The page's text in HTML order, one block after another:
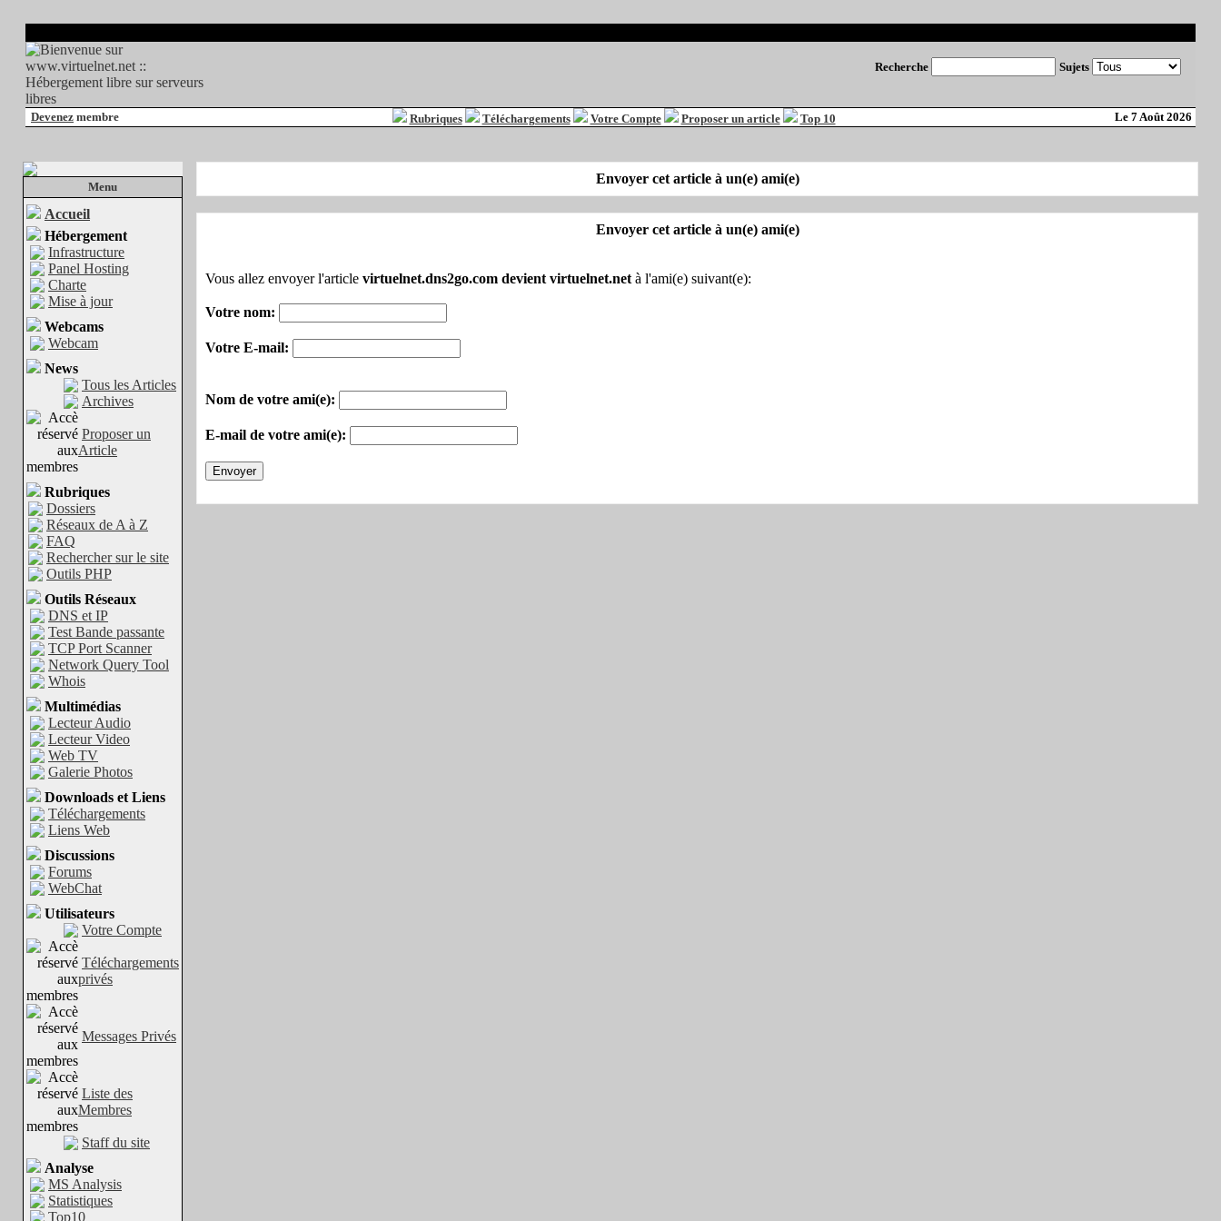
Recherche Sujets
Devenez membre Rubriques Téléchargements Votre Compte Proposer un article Top 10 Le 7 Août 2026
Menu
Accueil
Hébergement
Infrastructure
Panel Hosting
Charte
Mise à jour
Webcams
Webcam
News
Tous les Articles
Archives
Proposer un
Article
Rubriques
Dossiers
Réseaux de A à Z
FAQ
Rechercher sur le site
Outils PHP
Outils Réseaux
DNS et IP
Test Bande passante
TCP Port Scanner
Network Query Tool
Whois
Multimédias
Lecteur Audio
Lecteur Video
Web TV
Galerie Photos
Downloads et Liens
Téléchargements
Liens Web
Discussions
Forums
WebChat
Utilisateurs
Votre Compte
Téléchargements
privés
Messages Privés
Liste des
Membres
Staff du site
Analyse
MS Analysis
Statistiques
Top10
Envoyer cet article à un(e) ami(e)
Envoyer cet article à un(e) ami(e)
Vous allez envoyer l'article virtuelnet.dns2go.com devient virtuelnet.net à l'ami(e) suivant(e):
Votre nom:
Votre E-mail:
Nom de votre ami(e):
E-mail de votre ami(e):